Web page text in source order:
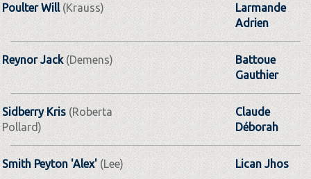
Poulter Will (Krauss)
Larmande
Adrien
Reynor Jack(Demens)
Battoue
Gauthier
Sidberry Kris(Roberta
Pollard)
Claude
Déborah
Smith Peyton 'Alex' (Lee) Lican Jhos